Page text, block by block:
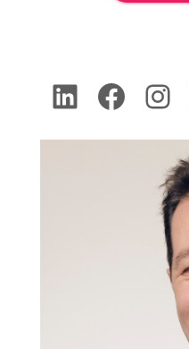
LinkedIn Facebook Instagram